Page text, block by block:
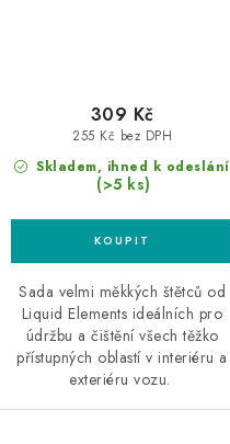
Skladem, ihned k odeslání
(>5 ks)
255 Kč bez DPH
309 Kč
Sada velmi měkkých štětců od
Liquid Elements ideálních pro
údržbu a čištění všech těžko
přístupných oblastí v interiéru a
exteriéru vozu.